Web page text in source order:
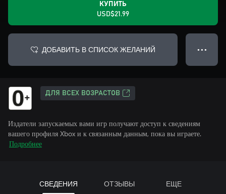
КУПИТЬ
USD$21.99
ДОБАВИТЬ В СПИСОК ЖЕЛАНИЙ ● ● ●
ДЛЯ ВСЕХ ВОЗРАСТОВ
Издатели запускаемых вами игр получают доступ к сведениям
вашего профиля Xbox и к связанным данным, пока вы играете.
Подробнее
СВЕДЕНИЯ ОТЗЫВЫ ЕЩЕ